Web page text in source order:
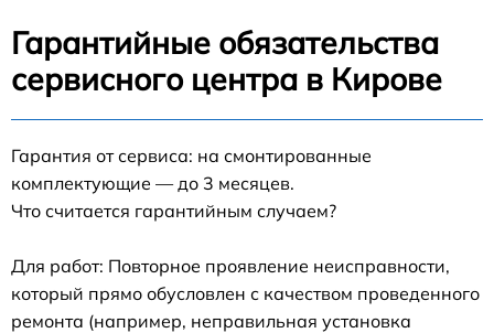
Гарантийные обязательства
сервисного центра в Кирове
Гарантия от сервиса: на смонтированные
комплектующие — до 3 месяцев.
Что считается гарантийным случаем?
Для работ: Повторное проявление неисправности,
который прямо обусловлен с качеством проведенного
ремонта (например, неправильная установка